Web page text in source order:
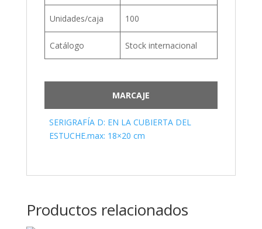
Unidades/caja 100
Catálogo Stock internacional
MARCAJE
SERIGRAFÍA D: EN LA CUBIERTA DEL
ESTUCHE.max: 18×20 cm
Productos relacionados